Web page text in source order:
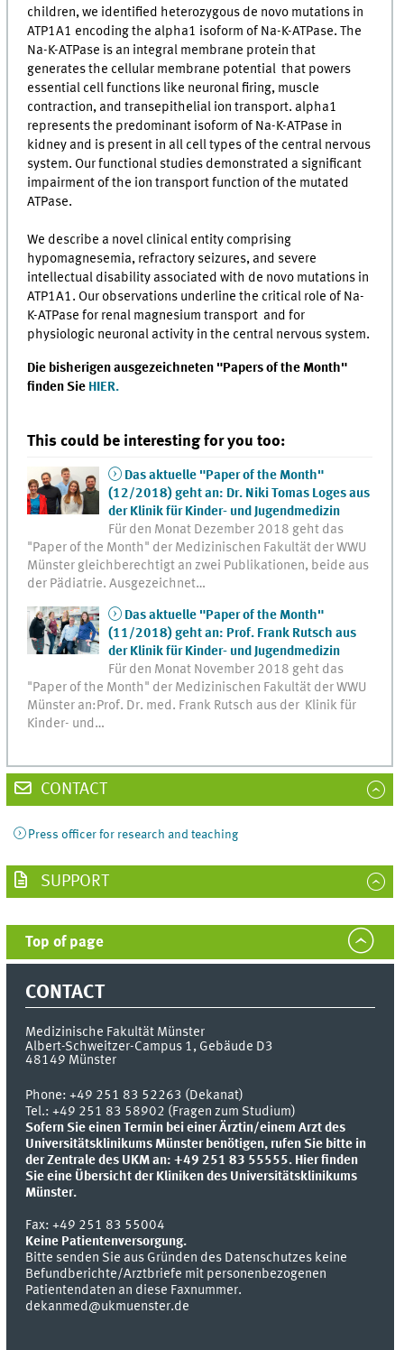
children, we identified heterozygous de novo mutations in
ATP1A1 encoding the alpha1 isoform of Na-K-ATPase. The
Na-K-ATPase is an integral membrane protein that
generates the cellular membrane potential that powers
essential cell functions like neuronal firing, muscle
contraction, and transepithelial ion transport. alpha1
represents the predominant isoform of Na-K-ATPase in
kidney and is present in all cell types of the central nervous
system. Our functional studies demonstrated a significant
impairment of the ion transport function of the mutated
ATPase.
We describe a novel clinical entity comprising
hypomagnesemia, refractory seizures, and severe
intellectual disability associated with de novo mutations in
ATP1A1. Our observations underline the critical role of Na-
K-ATPase for renal magnesium transport and for
physiologic neuronal activity in the central nervous system.
Die bisherigen ausgezeichneten "Papers of the Month"
finden Sie HIER.
This could be interesting for you too:
Das aktuelle "Paper of the Month"
(12/2018) geht an: Dr. Niki Tomas Loges aus
der Klinik für Kinder- und Jugendmedizin
Für den Monat Dezember 2018 geht das
"Paper of the Month" der Medizinischen Fakultät der WWU
Münster gleichberechtigt an zwei Publikationen, beide aus
der Pädiatrie. Ausgezeichnet…
Das aktuelle "Paper of the Month"
(11/2018) geht an: Prof. Frank Rutsch aus
der Klinik für Kinder- und Jugendmedizin
Für den Monat November 2018 geht das
"Paper of the Month" der Medizinischen Fakultät der WWU
Münster an:Prof. Dr. med. Frank Rutsch aus der Klinik für
Kinder- und…
CONTACT
Press officer for research and teaching
SUPPORT
Top of page
CONTACT
Medizinische Fakultät Münster
Albert-Schweitzer-Campus 1, Gebäude D3
48149 Münster
Phone:+49 251 83 52263 (Dekanat)
Tel.: +49 251 83 58902 (Fragen zum Studium)
Sofern Sie einen Termin bei einer Ärztin/einem Arzt des
Universitätsklinikums Münster benötigen, rufen Sie bitte in
der Zentrale des UKM an: +49 251 83 55555. Hier finden
Sie eine Übersicht der Kliniken des Universitätsklinikums
Münster.
Fax:+49 251 83 55004
Keine Patientenversorgung.
Bitte senden Sie aus Gründen des Datenschutzes keine
Befundberichte/Arztbriefe mit personenbezogenen
Patientendaten an diese Faxnummer.
dekanmed@ukmuenster.de